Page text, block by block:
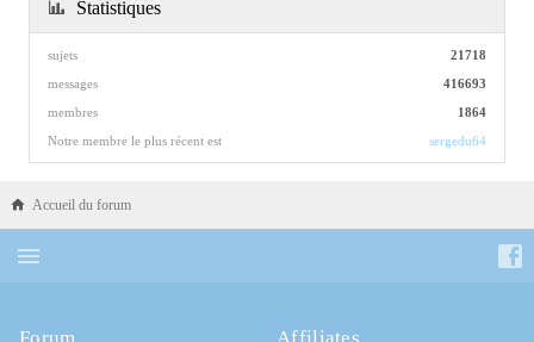
Statistiques
21718
sujets
416693
messages
1864
membres
Notre membre le plus récent est
sergedu64
Accueil du forum
Forum Affiliates